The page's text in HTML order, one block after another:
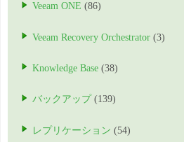
Veeam ONE (86)
Veeam Recovery Orchestrator (3)
Knowledge Base (38)
バックアップ (139)
レプリケーション (54)